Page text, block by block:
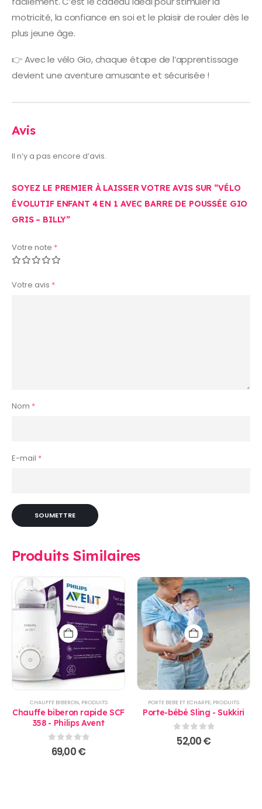
motricité, la confiance en soi et le plaisir de rouler dès le
plus jeune âge.
👉 Avec le vélo Gio, chaque étape de l’apprentissage
devient une aventure amusante et sécurisée !
Avis
Il n’y a pas encore d’avis.
SOYEZ LE PREMIER À LAISSER VOTRE AVIS SUR “VÉLO
ÉVOLUTIF ENFANT 4 EN 1 AVEC BARRE DE POUSSÉE GIO
GRIS – BILLY”
Votre note *
Votre avis *
Nom *
E-mail *
Produits Similaires
CHAUFFE BIBERON, PRODUITS
Chauffe biberon rapide SCF
358 - Philips Avent
0sur 5
69,00€
PORTE BEBE ET ECHARPE, PRODUITS
Porte-bébé Sling - Sukkiri
0sur 5
52,00€